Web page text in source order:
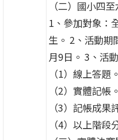
（二）國小四
1、參加對象：
生。 2、活動期
月9日。 3、活
（1）線上答題。
（2）實體記帳。
（3）記帳成果
（4）以上階段